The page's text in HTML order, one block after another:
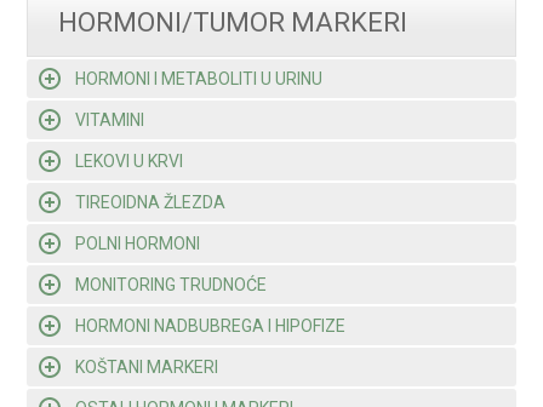
HORMONI/TUMOR MARKERI
HORMONI I METABOLITI U URINU
VITAMINI
LEKOVI U KRVI
TIREOIDNA ŽLEZDA
POLNI HORMONI
MONITORING TRUDNOĆE
HORMONI NADBUBREGA I HIPOFIZE
KOŠTANI MARKERI